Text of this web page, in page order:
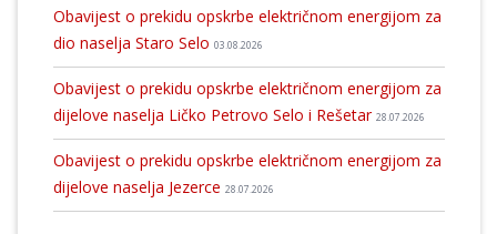
Obavijest o prekidu opskrbe električnom energijom za
dio naselja Staro Selo 03.08.2026
Obavijest o prekidu opskrbe električnom energijom za
dijelove naselja Ličko Petrovo Selo i Rešetar 28.07.2026
Obavijest o prekidu opskrbe električnom energijom za
dijelove naselja Jezerce 28.07.2026